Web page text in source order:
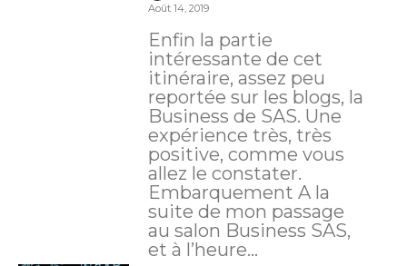
Août 14, 2019
Enfin la partie
intéressante de cet
itinéraire, assez peu
reportée sur les blogs, la
Business de SAS. Une
expérience très, très
positive, comme vous
allez le constater.
Embarquement A la
suite de mon passage
au salon Business SAS,
et à l’heure...